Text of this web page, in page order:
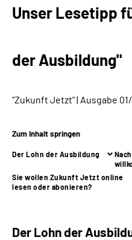
Karriere
Inhalte in
Leichte Sprache
Unser Lesetipp
der Ausbildung"
"Zukunft Jetzt" | Ausgabe
Zum Inhalt springen
Der Lohn der Ausbildung
Sie wollen Zukunft Jetzt online
lesen oder abonieren?
Der Lohn der